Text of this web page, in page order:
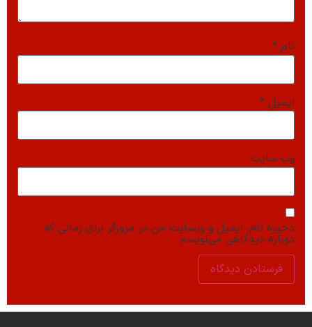
نام *
ایمیل *
وب‌ سایت
ذخیره نام، ایمیل و وبسایت من در مرورگر برای زمانی که
دوباره دیدگاهی می‌نویسم.